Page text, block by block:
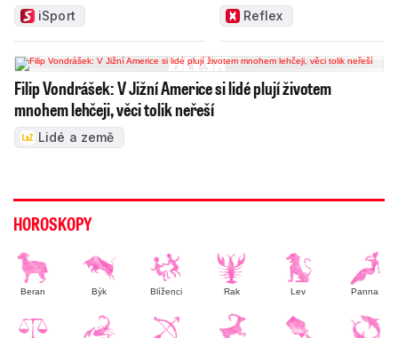
iSport Reflex
Filip Vondrášek: V Jižní Americe si lidé plují životem
mnohem lehčeji, věci tolik neřeší
Lidé a země
HOROSKOPY
Beran Býk Blíženci Rak Lev Panna